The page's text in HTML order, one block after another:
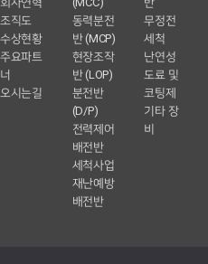
조직도
수상현황
주요파트
너
오시는길
동력분전
반 (MCP)
현장조작
반 (LOP)
분전반
(D/P)
전력제어
배전반
세척사업
재난예방
배전반
무정전
세척
난연성
도료 및
코팅제
기타 장
비